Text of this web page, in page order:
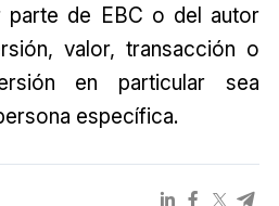
parte de EBC o del autor
valor, transacción o
en particular sea
específica.